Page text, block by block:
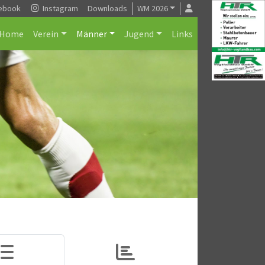
Instagram Downloads WM 2026
Verein Männer Jugend Links